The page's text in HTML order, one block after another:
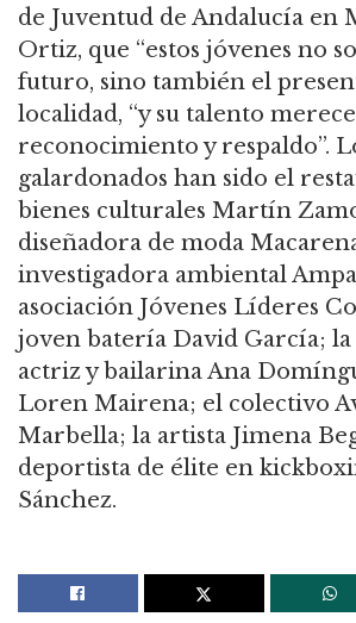
de Juventud de Andalucía en
Ortiz, que “estos jóvenes no
futuro, sino también el
localidad, “y su talento
reconocimiento y respaldo”.
galardonados han sido el
bienes culturales Martín
diseñadora de moda
investigadora ambiental
asociación Jóvenes Líderes
joven batería David García; la
actriz y bailarina Ana
Loren Mairena; el colectivo
Marbella; la artista Jimena
deportista de élite en
Sánchez.